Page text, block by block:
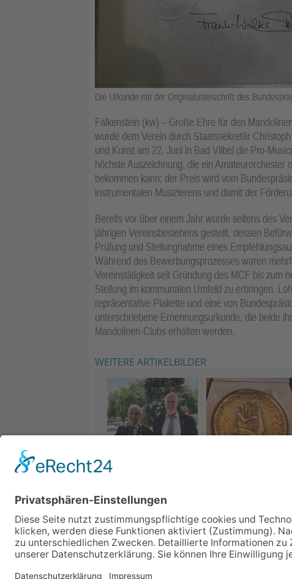
Die Urkunde mit der Originalunterschrift des
Falkenstein (kw) – Große Ehre für den
wurde dem Verein durch Staatssekretär
und Kunst am 22. Juni in Bad Vilbel die Pro-
höchste Auszeichnung, die ein
bekommen kann; der Preis wird vom
instrumentalen Musizierens und damit der
Bereits vor über einem Jahr wurde seitens des
jährigen Vereinsbestehens gestellt, dessen
Prüfung und Stellungnahme eines
Während des Bewerbungsprozesses waren
Vereinstätigkeit seit Gründung des MCF bis zum
Stellung im kommunalen Umfeld zu erbringen.
repräsentative Plakette und eine von
unterschriebene Ernennungsurkunde, die beide
Mandolinen-Clubs erhalten werden.
WEITERE ARTIKELBILDER